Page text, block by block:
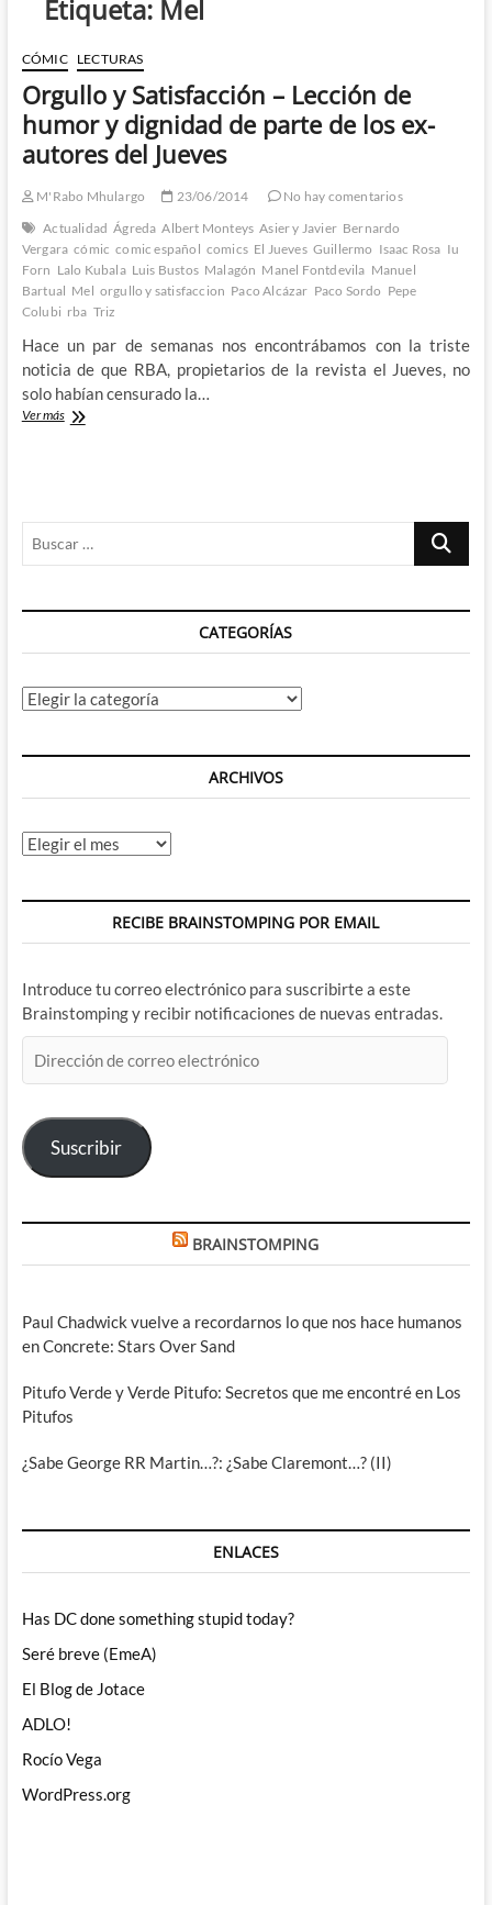
Etiqueta: Mel
CÓMIC LECTURAS
Orgullo y Satisfacción – Lección de
humor y dignidad de parte de los ex-
autores del Jueves
M'Rabo Mhulargo 23/06/2014
No hay comentarios
Actualidad Ágreda Albert Monteys Asier y Javier Bernardo
Vergara cómic comic español comics El Jueves Guillermo Isaac Rosa Iu
Forn Lalo Kubala Luis Bustos Malagón Manel Fontdevila Manuel
Bartual Mel orgullo y satisfaccion Paco Alcázar Paco Sordo Pepe
Colubi rba Triz
Hace un par de semanas nos encontrábamos con la triste
noticia de que RBA, propietarios de la revista el Jueves, no
solo habían censurado la…
Ver másOrgullo
y
dignidad
parte
los
autores
del
Buscar
CATEGORÍAS
Categorías
ARCHIVOS
Archivos
RECIBE BRAINSTOMPING POR EMAIL
Introduce tu correo electrónico para suscribirte a este
Brainstomping y recibir notificaciones de nuevas entradas.
de
electrónico
Suscribir
BRAINSTOMPING
Paul Chadwick vuelve a recordarnos lo que nos hace humanos
en Concrete: Stars Over Sand
Pitufo Verde y Verde Pitufo: Secretos que me encontré en Los
Pitufos
¿Sabe George RR Martin…?: ¿Sabe Claremont…? (II)
ENLACES
Has DC done something stupid today?
Seré breve (EmeA)
El Blog de Jotace
ADLO!
Rocío Vega
WordPress.org